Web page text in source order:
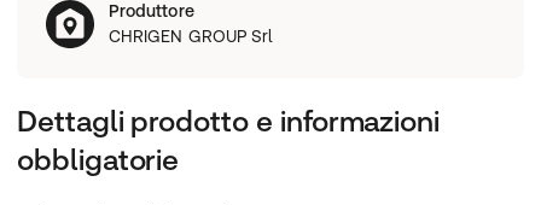
Produttore
CHRIGEN GROUP Srl
Dettagli prodotto e informazioni
obbligatorie